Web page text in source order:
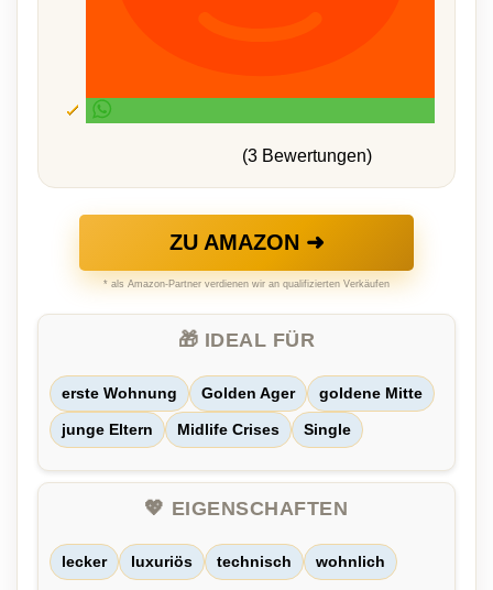
(3 Bewertungen)
ZU AMAZON ➜
* als Amazon-Partner verdienen wir an qualifizierten Verkäufen
🎁 IDEAL FÜR
erste Wohnung Golden Ager goldene Mitte
junge Eltern Midlife Crises Single
💖 EIGENSCHAFTEN
lecker luxuriös technisch wohnlich